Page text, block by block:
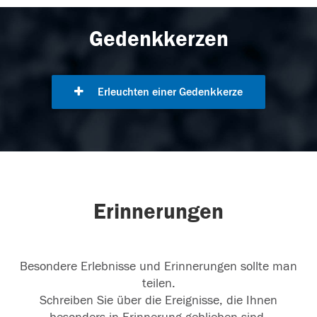
Gedenkkerzen
Erleuchten einer Gedenkkerze
Erinnerungen
Besondere Erlebnisse und Erinnerungen sollte man
teilen.
Schreiben Sie über die Ereignisse, die Ihnen